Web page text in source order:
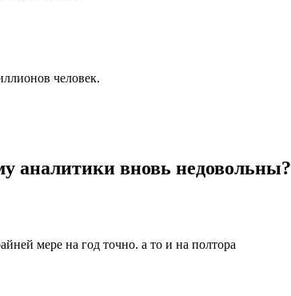
человек.
аналитики вновь недовольны?
мере на год точно. а то и на полтора